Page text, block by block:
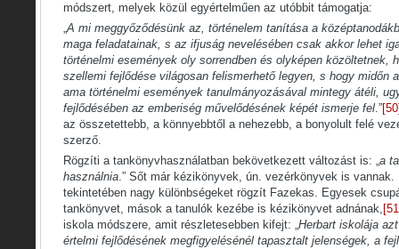
módszert, melyek közül egyértelműen az utóbbit támogatja:
„A mi meggyőződésünk az, történelem tanítása a
maga feladatainak, s az ifjuság nevelésében csak akkor lehet
történelmi események oly sorrendben és olyképen közöltetnek,
szellemi fejlődése világosan felismerhető legyen, s hogy midőn
ama történelmi események tanulmányozásával mintegy átéli,
fejlődésében az emberiség művelődésének képét ismerje fel.”
az összetettebb, a könnyebbtől a nehezebb, a bonyolult felé
szerző.
Rögzíti a tankönyvhasználatban bekövetkezett változást is: „a
használnia.” Sőt már kézikönyvek, ún. vezérkönyvek is vannak.
tekintetében nagy különbségeket rögzít Fazekas. Egyesek
tankönyvet, mások a tanulók kezébe is kézikönyvet adnának,
iskola módszere, amit részletesebben kifejt: „Herbart iskolája
értelmi fejlődésének megfigyelésénél tapasztalt jelenségek, a